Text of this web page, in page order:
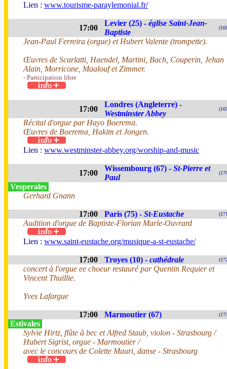
Lien : www.tourisme-paraylemonial.fr/
17:00
Levier (25) - église Saint-Jean-
Baptiste
Jean-Paul Ferreira (orgue) et Hubert Valente (trompette).
Œuvres de Scarlatti, Haendel, Martini, Bach, Couperin, Jehan
Alain, Morricone, Maalouf et Zimmer.
- Participation libre
17:00
Londres (Angleterre) -
Westminster Abbey
Récital d'orgue par Hayo Boerema.
Œuvres de Boerema, Hakim et Jongen.
Lien : www.westminster-abbey.org/worship-and-music
17:00
Wissembourg (67) - St-Pierre et
Paul
Vesperales
Gerhard Gnann
17:00 Paris (75) - St-Eustache
Audition d'orgue de Baptiste-Florian Marle-Ouvrard
Lien : www.saint-eustache.org/musique-a-st-eustache/
17:00 Troyes (10) - cathédrale
concert à l'orgue ee choeur restauré par Quentin Requier et
Vincent Thuillie.
Yves Lafargue
17:00 Marmoutier (67)
Estivales
Sylvie Hirtz, flûte à bec et Alfred Staub, violon - Strasbourg /
Hubert Sigrist, orgue - Marmoutier /
avec le concours de Colette Mauri, danse - Strasbourg